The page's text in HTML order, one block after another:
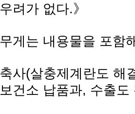
우려가 없다.》
무게는 내용물을 포함
축사(살충제계란도 해
보건소 납품과, 수출